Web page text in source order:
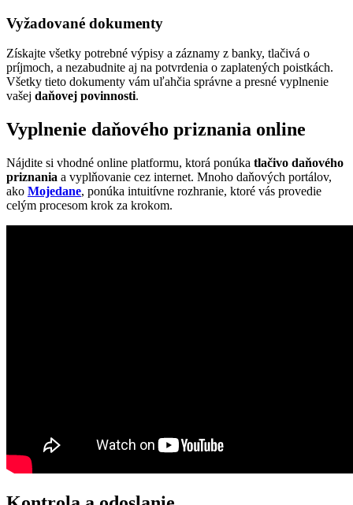
Vyžadované dokumenty
Získajte všetky potrebné výpisy a záznamy z banky, tlačivá o
príjmoch, a nezabudnite aj na potvrdenia o zaplatených poistkách.
Všetky tieto dokumenty vám uľahčia správne a presné vyplnenie
vašej daňovej povinnosti.
Vyplnenie daňového priznania online
Nájdite si vhodné online platformu, ktorá ponúka tlačivo daňového
priznania a vyplňovanie cez internet. Mnoho daňových portálov,
ako Mojedane, ponúka intuitívne rozhranie, ktoré vás provedie
celým procesom krok za krokom.